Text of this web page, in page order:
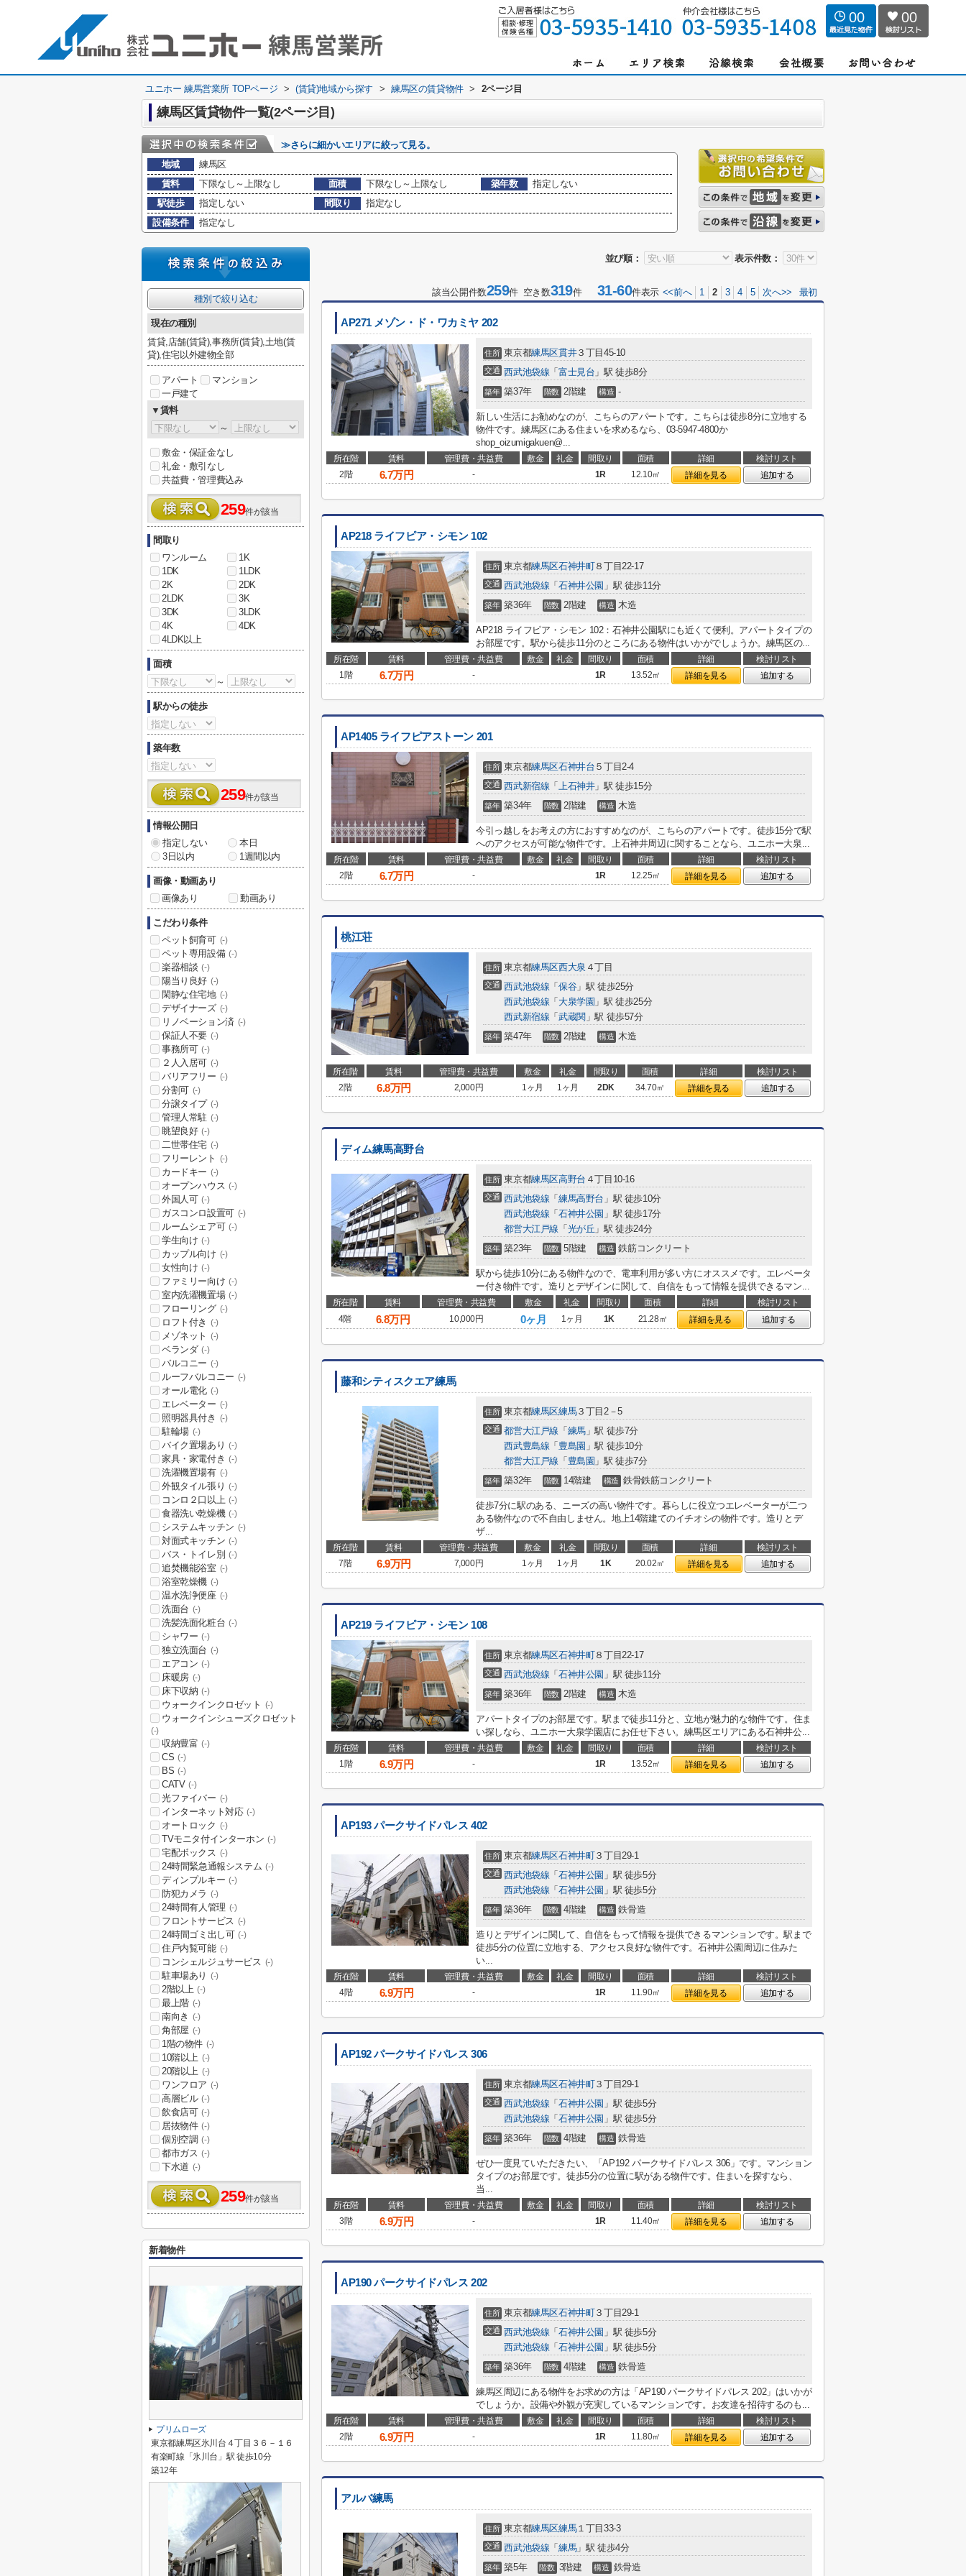
00 00
ユニホー 練馬営業所 TOPページ > (賃貸)地域から探す > 練馬区の賃貸物件 > 2ページ目
練馬区賃貸物件一覧(2ページ目)
≫さらに細かいエリアに絞って見る。
地域
練馬区
賃料
下限なし～上限なし 面積 下限なし～上限なし 築年数
指定しない
駅徒歩
指定しない 間取り
指定なし
設備条件
指定なし
並び順： 表示件数：
該当公開件数259件 空き数319件31-60件表示 <<前へ 1 2 3 4 5 次へ>> 最初
AP271 メゾン・ド・ワカミヤ 202
住所 東京都練馬区貫井３丁目45-10
交通 西武池袋線 「 富士見台 」駅 徒歩8分
築年 築37年 階数 2階建 構造 -
新しい生活にお勧めなのが、こちらのアパートです。こちらは徒歩8分に立地する
物件です。練馬区にある住まいを求めるなら、03-5947-4800か
shop_oizumigakuen@...
所在階 賃料 管理費・共益費 敷金 礼金 間取り 面積 詳細
検討リスト
2階
6.7万円 - 1R 12.10㎡ 詳細を見る 追加する
AP218 ライフピア・シモン 102
住所 東京都練馬区石神井町８丁目22-17
交通 西武池袋線 「 石神井公園 」駅 徒歩11分
築年 築36年 階数 2階建 構造 木造
AP218 ライフピア・シモン 102：石神井公園駅にも近くて便利。アパートタイプの
お部屋です。駅から徒歩11分のところにある物件はいかがでしょうか。練馬区の...
所在階 賃料 管理費・共益費 敷金 礼金 間取り 面積 詳細
検討リスト
1階
6.7万円 - 1R 13.52㎡ 詳細を見る 追加する
AP1405 ライフピアストーン 201
住所 東京都練馬区石神井台 ５丁目2-4
交通 西武新宿線 「 上石神井」駅 徒歩15分
築年 築34年 階数 2階建 構造 木造
今引っ越しをお考えの方におすすめなのが、こちらのアパートです。徒歩15分で駅
へのアクセスが可能な物件です。上石神井周辺に関することなら、ユニホー大泉...
所在階 賃料 管理費・共益費 敷金 礼金 間取り 面積 詳細
検討リスト
2階
6.7万円 - 1R 12.25㎡ 詳細を見る 追加する
桃江荘
住所 東京都練馬区西大泉 ４丁目
交通 西武池袋線 「 保谷」駅 徒歩25分
西武池袋線 「 大泉学園 」駅 徒歩25分
西武新宿線 「 武蔵関 」駅 徒歩57分
築年 築47年 階数 2階建 構造 木造
所在階 賃料 管理費・共益費 敷金 礼金 間取り 面積 詳細
検討リスト
2階
6.8万円 2,000円 1ヶ月 1ヶ月 2DK 34.70㎡ 詳細を見る 追加する
ディム練馬高野台
住所 東京都練馬区高野台 ４丁目10-16
交通 西武池袋線 「 練馬高野台 」駅 徒歩10分
西武池袋線 「 石神井公園 」駅 徒歩17分
都営大江戸線 「 光が丘 」駅 徒歩24分
築年 築23年 階数 5階建 構造 鉄筋コンクリート
駅から徒歩10分にある物件なので、電車利用が多い方にオススメです。エレベータ
ー付き物件です。造りとデザインに関して、自信をもって情報を提供できるマン...
所在階 賃料 管理費・共益費 敷金 礼金 間取り 面積 詳細
検討リスト
4階
6.8万円 10,000円 0ヶ月 1ヶ月 1K 21.28㎡ 詳細を見る 追加する
藤和シティスクエア練馬
住所 東京都練馬区練馬３丁目2－5
交通 都営大江戸線 「 練馬」駅 徒歩7分
西武豊島線 「 豊島園 」駅 徒歩10分
都営大江戸線 「 豊島園 」駅 徒歩7分
築年 築32年 階数 14階建 構造 鉄骨鉄筋コンクリート
徒歩7分に駅のある、ニーズの高い物件です。暮らしに役立つエレベーターが二つ
ある物件なので不自由しません。地上14階建てのイチオシの物件です。造りとデ
ザ...
所在階 賃料 管理費・共益費 敷金 礼金 間取り 面積 詳細
検討リスト
7階
6.9万円 7,000円 1ヶ月 1ヶ月 1K 20.02㎡ 詳細を見る 追加する
AP219 ライフピア・シモン 108
住所 東京都練馬区石神井町８丁目22-17
交通 西武池袋線 「 石神井公園 」駅 徒歩11分
築年 築36年 階数 2階建 構造 木造
アパートタイプのお部屋です。駅まで徒歩11分と、立地が魅力的な物件です。住ま
い探しなら、ユニホー大泉学園店にお任せ下さい。練馬区エリアにある石神井公...
所在階 賃料 管理費・共益費 敷金 礼金 間取り 面積 詳細
検討リスト
1階
6.9万円 - 1R 13.52㎡ 詳細を見る 追加する
AP193 パークサイドパレス 402
住所 東京都練馬区石神井町３丁目29-1
交通 西武池袋線 「 石神井公園 」駅 徒歩5分
西武池袋線 「 石神井公園 」駅 徒歩5分
築年 築36年 階数 4階建 構造 鉄骨造
造りとデザインに関して、自信をもって情報を提供できるマンションです。駅まで
徒歩5分の位置に立地する、アクセス良好な物件です。石神井公園周辺に住みた
い...
所在階 賃料 管理費・共益費 敷金 礼金 間取り 面積 詳細
検討リスト
4階
6.9万円 - 1R 11.90㎡ 詳細を見る 追加する
AP192 パークサイドパレス 306
住所 東京都練馬区石神井町３丁目29-1
交通 西武池袋線 「 石神井公園 」駅 徒歩5分
西武池袋線 「 石神井公園 」駅 徒歩5分
築年 築36年 階数 4階建 構造 鉄骨造
ぜひ一度見ていただきたい、「AP192 パークサイドパレス 306」です。マンション
タイプのお部屋です。徒歩5分の位置に駅がある物件です。住まいを探すなら、
当...
所在階 賃料 管理費・共益費 敷金 礼金 間取り 面積 詳細
検討リスト
3階
6.9万円 - 1R 11.40㎡ 詳細を見る 追加する
AP190 パークサイドパレス 202
住所 東京都練馬区石神井町３丁目29-1
交通 西武池袋線 「 石神井公園 」駅 徒歩5分
西武池袋線 「 石神井公園 」駅 徒歩5分
築年 築36年 階数 4階建 構造 鉄骨造
練馬区周辺にある物件をお求めの方は「AP190 パークサイドパレス 202」はいかが
でしょうか。設備や外観が充実しているマンションです。お友達を招待するのも...
所在階 賃料 管理費・共益費 敷金 礼金 間取り 面積 詳細
検討リスト
2階
6.9万円 - 1R 11.80㎡ 詳細を見る 追加する
アルバ練馬
住所 東京都練馬区練馬１丁目33-3
交通 西武池袋線 「 練馬」駅 徒歩4分
築年 築5年 階数 3階建 構造 鉄骨造
種別で絞り込む
現在の種別
賃貸,店舗(賃貸),事務所(賃貸),土地(賃
貸),住宅以外建物全部
アパート
マンション
一戸建て
▼賃料
～
敷金・保証金なし
礼金・敷引なし
共益費・管理費込み
259件が該当
間取り
ワンルーム
1K
1DK
1LDK
2K
2DK
2LDK
3K
3DK
3LDK
4K
4DK
4LDK以上
面積
～
駅からの徒歩
築年数
259件が該当
情報公開日
指定しない
本日
3日以内
1週間以内
画像・動画あり
画像あり
動画あり
こだわり条件
ペット飼育可 (-)
ペット専用設備 (-)
楽器相談 (-)
陽当り良好 (-)
閑静な住宅地 (-)
デザイナーズ (-)
リノベーション済 (-)
保証人不要 (-)
事務所可 (-)
２人入居可 (-)
バリアフリー (-)
分割可 (-)
分譲タイプ (-)
管理人常駐 (-)
眺望良好 (-)
二世帯住宅 (-)
フリーレント (-)
カードキー (-)
オープンハウス (-)
外国人可 (-)
ガスコンロ設置可 (-)
ルームシェア可 (-)
学生向け (-)
カップル向け (-)
女性向け (-)
ファミリー向け (-)
室内洗濯機置場 (-)
フローリング (-)
ロフト付き (-)
メゾネット (-)
ベランダ (-)
バルコニー (-)
ルーフバルコニー (-)
オール電化 (-)
エレベーター (-)
照明器具付き (-)
駐輪場 (-)
バイク置場あり (-)
家具・家電付き (-)
洗濯機置場有 (-)
外観タイル張り (-)
コンロ２口以上 (-)
食器洗い乾燥機 (-)
システムキッチン (-)
対面式キッチン (-)
バス・トイレ別 (-)
追焚機能浴室 (-)
浴室乾燥機 (-)
温水洗浄便座 (-)
洗面台 (-)
洗髪洗面化粧台 (-)
シャワー (-)
独立洗面台 (-)
エアコン (-)
床暖房 (-)
床下収納 (-)
ウォークインクロゼット (-)
ウォークインシューズクロゼット
(-)
収納豊富 (-)
CS (-)
BS (-)
CATV (-)
光ファイバー (-)
インターネット対応 (-)
オートロック (-)
TVモニタ付インターホン (-)
宅配ボックス (-)
24時間緊急通報システム (-)
ディンプルキー (-)
防犯カメラ (-)
24時間有人管理 (-)
フロントサービス (-)
24時間ゴミ出し可 (-)
住戸内覧可能 (-)
コンシェルジュサービス (-)
駐車場あり (-)
2階以上 (-)
最上階 (-)
南向き (-)
角部屋 (-)
1階の物件 (-)
10階以上 (-)
20階以上 (-)
ワンフロア (-)
高層ビル (-)
飲食店可 (-)
居抜物件 (-)
個別空調 (-)
都市ガス (-)
下水道 (-)
259件が該当
新着物件
プリムローズ
東京都練馬区氷川台４丁目３６－１６
有楽町線「氷川台」駅 徒歩10分
築12年